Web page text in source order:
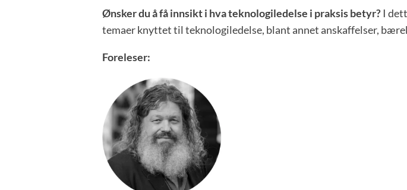
Ønsker du å få innsikt i hva teknologiledelse i praksis betyr? I
temaer knyttet til teknologiledelse, blant annet anskaffelser,
Foreleser: